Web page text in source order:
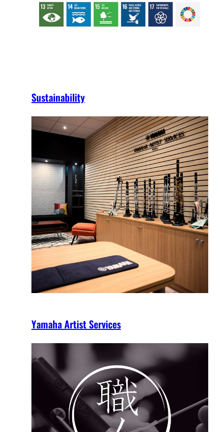
Sustainability
Yamaha Artist Services